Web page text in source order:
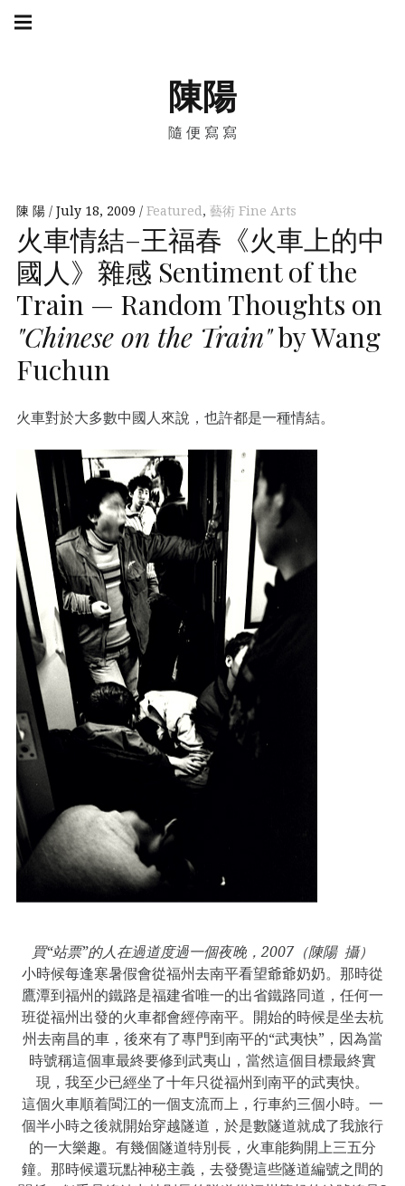
Skip
陳陽
隨便寫寫
navigation
陳 陽 July 18, 2009 Featured, 藝術 Fine Arts
火車情結–王福春《火車上的中
國人》雜感 Sentiment of the
Train — Random Thoughts on
"Chinese on the Train"by Wang
Fuchun
火車對於大多數中國人來說，也許都是一種情結。
買“站票”的人在過道度過一個夜晚，2007（陳陽 攝）
小時候每逢寒暑假會從福州去南平看望爺爺奶奶。那時從
鷹潭到福州的鐵路是福建省唯一的出省鐵路同道，任何一
班從福州出發的火車都會經停南平。開始的時候是坐去杭
州去南昌的車，後來有了專門到南平的“武夷快”，因為當
時號稱這個車最終要修到武夷山，當然這個目標最終實
現，我至少已經坐了十年只從福州到南平的武夷快。
這個火車順着閩江的一個支流而上，行車約三個小時。一
個半小時之後就開始穿越隧道，於是數隧道就成了我旅行
的一大樂趣。有幾個隧道特別長，火車能夠開上三五分
鐘。那時候還玩點神秘主義，去發覺這些隧道編號之間的